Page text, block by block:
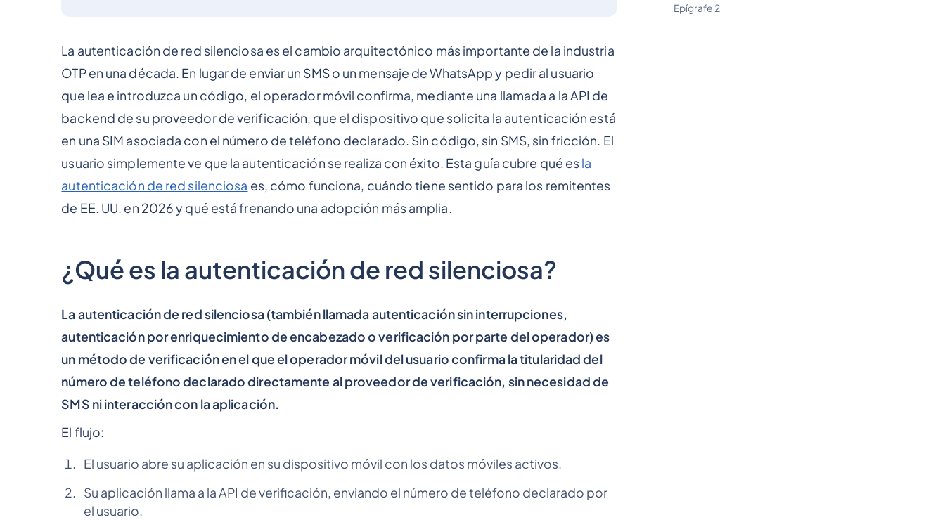
La autenticación de red silenciosa es el cambio arquitectónico más importante de la industria
OTP en una década. En lugar de enviar un SMS o un mensaje de WhatsApp y pedir al usuario
que lea e introduzca un código, el operador móvil confirma, mediante una llamada a la API de
backend de su proveedor de verificación, que el dispositivo que solicita la autenticación está
en una SIM asociada con el número de teléfono declarado. Sin código, sin SMS, sin fricción. El
usuario simplemente ve que la autenticación se realiza con éxito. Esta guía cubre qué es la
autenticación de red silenciosa es, cómo funciona, cuándo tiene sentido para los remitentes
de EE. UU. en 2026 y qué está frenando una adopción más amplia.
¿Qué es la autenticación de red silenciosa?
La autenticación de red silenciosa (también llamada autenticación sin interrupciones,
autenticación por enriquecimiento de encabezado o verificación por parte del operador) es
un método de verificación en el que el operador móvil del usuario confirma la titularidad del
número de teléfono declarado directamente al proveedor de verificación, sin necesidad de
SMS ni interacción con la aplicación.
El flujo:
El usuario abre su aplicación en su dispositivo móvil con los datos móviles activos.
Su aplicación llama a la API de verificación, enviando el número de teléfono declarado por
el usuario.
Epígrafe 2